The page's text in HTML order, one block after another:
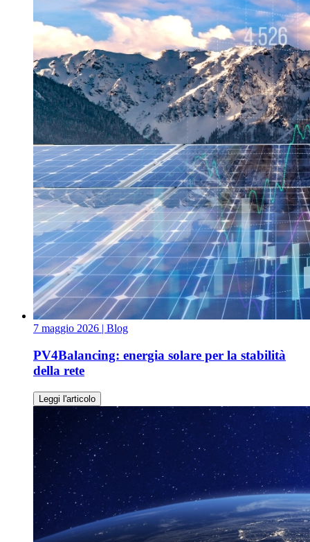
7 maggio 2026 | Blog
PV4Balancing: energia solare per la stabilità
della rete
Leggi l'articolo